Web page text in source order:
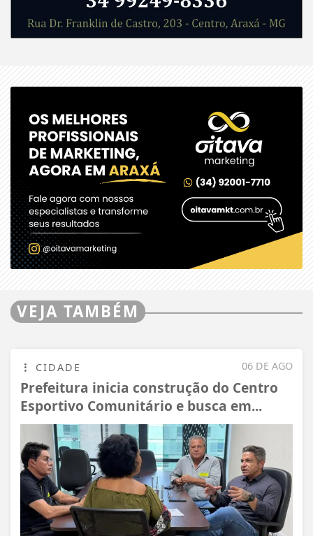
VEJA TAMBÉM
06 DE AGO
CIDADE
Prefeitura inicia construção do Centro
Esportivo Comunitário e busca em...